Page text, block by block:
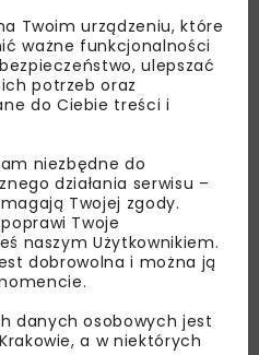
prac
41 miesięcy
oraz uzyskanie
dla budowy
procesu projektowania
uzgodnień i decyzji
gotowa w I kwartale
ogłoszenie przetargu
budowlanych.
dwujezdniowy z
Twoim urządzeniu, które
ważne funkcjonalności
ulepszać
potrzeb oraz
do Ciebie treści i
niezbędne do
działania serwisu –
Twojej zgody.
Twoje
naszym Użytkownikiem.
dobrowolna i można ją
danych osobowych jest
a w niektórych